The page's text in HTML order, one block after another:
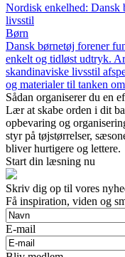
Nordisk enkelhed: Dansk
livsstil
Børn
Dansk børnetøj forener
enkelt og tidløst udtryk.
skandinaviske livsstil
og materialer til tanken
Sådan organiserer du en
Lær at skabe orden i dit
opbevaring og
styr på tøjstørrelser,
bliver hurtigere og lettere.
Start din læsning nu
Skriv dig op til vores
Få inspiration, viden og
E-mail